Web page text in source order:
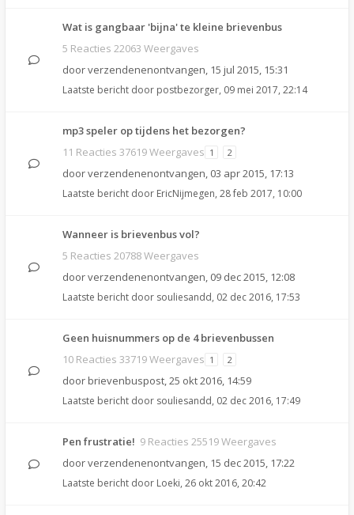
Wat is gangbaar 'bijna' te kleine brievenbus
5 Reacties 22063 Weergaves
doorverzendenenontvangen, 15 jul 2015, 15:31
Laatste bericht door postbezorger, 09 mei 2017, 22:14
mp3 speler op tijdens het bezorgen?
11 Reacties 37619 Weergaves 1 2
doorverzendenenontvangen, 03 apr 2015, 17:13
Laatste bericht door EricNijmegen, 28 feb 2017, 10:00
Wanneer is brievenbus vol?
5 Reacties 20788 Weergaves
doorverzendenenontvangen, 09 dec 2015, 12:08
Laatste bericht door souliesandd, 02 dec 2016, 17:53
Geen huisnummers op de 4 brievenbussen
10 Reacties 33719 Weergaves 1 2
door brievenbuspost,25 okt 2016, 14:59
Laatste bericht door souliesandd, 02 dec 2016, 17:49
Pen frustratie! 9 Reacties 25519 Weergaves
doorverzendenenontvangen, 15 dec 2015, 17:22
Laatste bericht door Loeki, 26 okt 2016, 20:42